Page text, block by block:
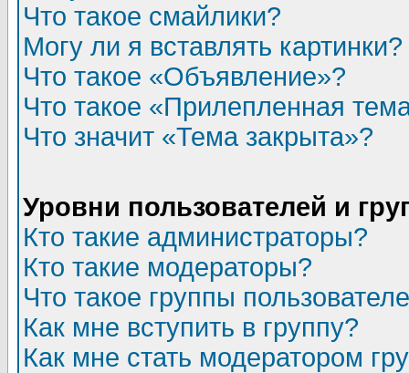
Что такое смайлики?
Могу ли я вставлять картинки?
Что такое «Объявление»?
Что такое «Прилепленная
Что значит «Тема закрыта»?
Уровни пользователей и
Кто такие администраторы?
Кто такие модераторы?
Что такое группы
Как мне вступить в группу?
Как мне стать модератором